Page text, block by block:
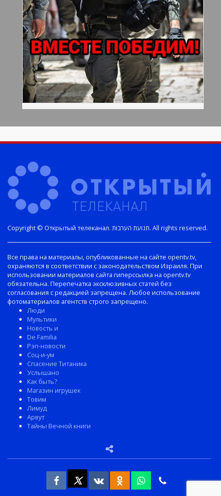
Copyright © Открытый телеканал. תנועת הערבות. All rights reserved.
Все права на материалы, опубликованные на сайте opentv.tv,
охраняются в соответствии с законодательством Израиля. При
использовании материалов сайта гиперссылка на opentv.tv
обязательна. Перепечатка эксклюзивных статей без
согласования с редакцией запрещена. Любое использование
фотоматериалов агентств строго запрещено.
Люди
Мультики
Новость и
De Familia
Рэп-новости
Соц-и-ум
Спасение Титаника
Услышано
Как быть?
Магазин игрушек
Товим
Лимуд
Арвут
Тайны Вечной книги